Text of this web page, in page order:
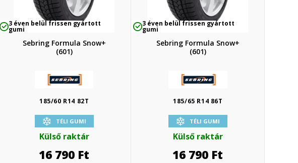
3 éven belül frissen gyártott
gumi
Sebring Formula Snow+
(601)
185/60 R14 82T
TÉLI GUMI
Külső raktár
16 790 Ft
3 éven belül frissen gyártott
gumi
Sebring Formula Snow+
(601)
185/65 R14 86T
TÉLI GUMI
Külső raktár
16 790 Ft